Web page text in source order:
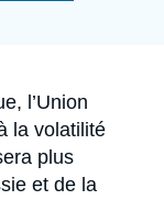
l’Union
la volatilité
plus
et de la